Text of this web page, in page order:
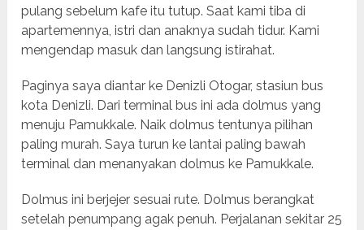
pulang sebelum kafe itu tutup. Saat kami tiba di
apartemennya, istri dan anaknya sudah tidur. Kami
mengendap masuk dan langsung istirahat.
Paginya saya diantar ke Denizli Otogar, stasiun bus
kota Denizli. Dari terminal bus ini ada dolmus yang
menuju Pamukkale. Naik dolmus tentunya pilihan
paling murah. Saya turun ke lantai paling bawah
terminal dan menanyakan dolmus ke Pamukkale.
Dolmus ini berjejer sesuai rute. Dolmus berangkat
setelah penumpang agak penuh. Perjalanan sekitar 25